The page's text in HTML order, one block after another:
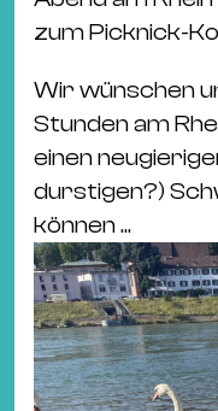
zum Picknick-
Wir wünschen
Stunden am
einen
durstigen?)
können ...